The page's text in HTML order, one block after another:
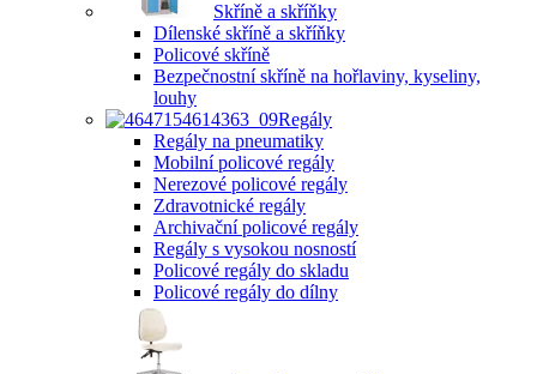
Skříně a skříňky
Dílenské skříně a skříňky
Policové skříně
Bezpečnostní skříně na hořlaviny, kyseliny,
louhy
Regály
Regály na pneumatiky
Mobilní policové regály
Nerezové policové regály
Zdravotnické regály
Archivační policové regály
Regály s vysokou nosností
Policové regály do skladu
Policové regály do dílny